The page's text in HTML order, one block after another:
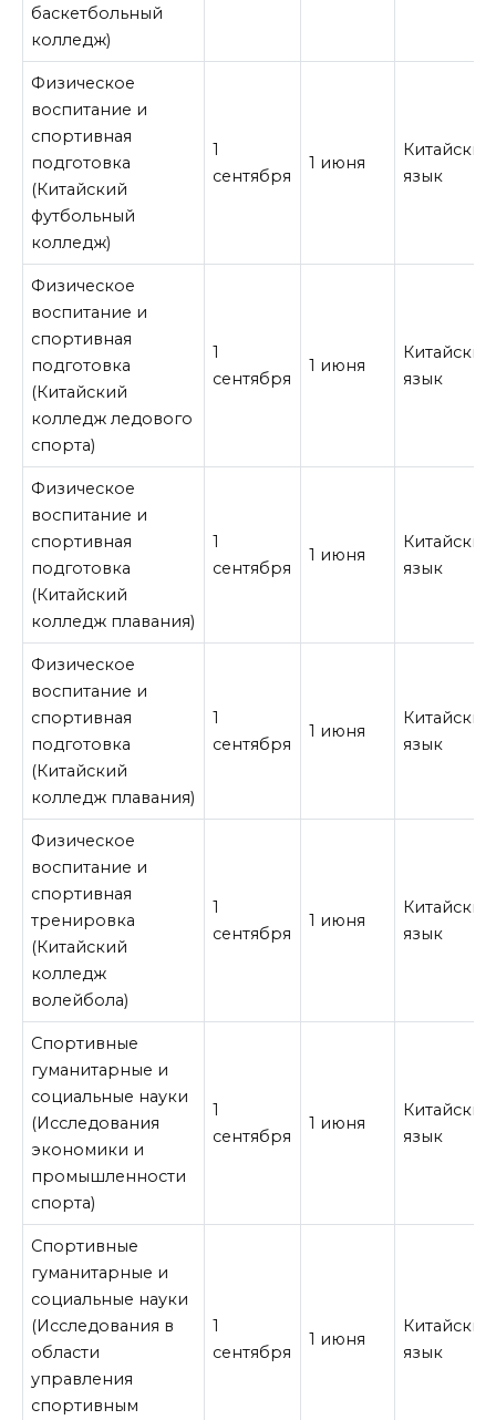
баскетбольный
колледж)
Физическое
воспитание и
спортивная
подготовка
(Китайский
футбольный
колледж)
1
сентября
1 июня
Китайский
язык
Физическое
воспитание и
спортивная
подготовка
(Китайский
колледж ледового
спорта)
1
сентября
1 июня
Китайский
язык
Физическое
воспитание и
спортивная
подготовка
(Китайский
колледж плавания)
1
сентября
1 июня
Китайский
язык
Физическое
воспитание и
спортивная
подготовка
(Китайский
колледж плавания)
1
сентября
1 июня
Китайский
язык
Физическое
воспитание и
спортивная
тренировка
(Китайский
колледж
волейбола)
1
сентября
1 июня
Китайский
язык
Спортивные
гуманитарные и
социальные науки
(Исследования
экономики и
промышленности
спорта)
1
сентября
1 июня
Китайский
язык
Спортивные
гуманитарные и
социальные науки
(Исследования в
области
управления
спортивным
1
сентября
1 июня
Китайский
язык